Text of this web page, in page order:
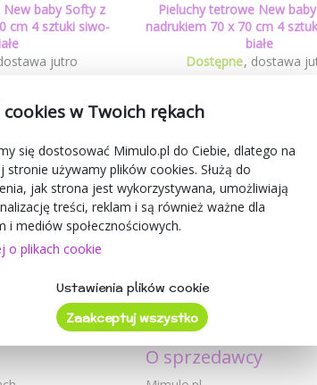
baby Softy z
cm 4 sztuki siwo-
jutro
Pieluchy tetrowe New
nadrukiem 70 x 70 cm 4
białe
Dostępne dostawa
O sprzedawcy
cookies w Twoich rękach
się dostosować Mimulo.pl do Ciebie, dlatego na
stronie używamy plików cookies. Służą do
jak strona jest wykorzystywana, umożliwiają
treści, reklam i są również ważne dla
i mediów społecznościowych.
o plikach cookie
Ustawienia plików cookie
Zaakceptuj wszystko